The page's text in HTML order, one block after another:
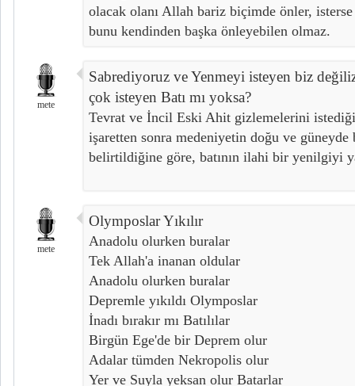
olacak olanı Allah bariz biçimde önler,
bunu kendinden başka önleyebilen olmaz.
mete
Sabrediyoruz ve Yenmeyi isteyen biz
çok isteyen Batı mı yoksa?
Tevrat ve İncil Eski Ahit gizlemelerini
işaretten sonra medeniyetin doğu ve güneyde
belirtildiğine göre, batının ilahi bir yenilgiyi
mete
Olymposlar Yıkılır
Anadolu olurken buralar
Tek Allah'a inanan oldular
Anadolu olurken buralar
Depremle yıkıldı Olymposlar
İnadı bırakır mı Batılılar
Birgün Ege'de bir Deprem olur
Adalar tümden Nekropolis olur
Yer ve Suyla yeksan olur Batarlar